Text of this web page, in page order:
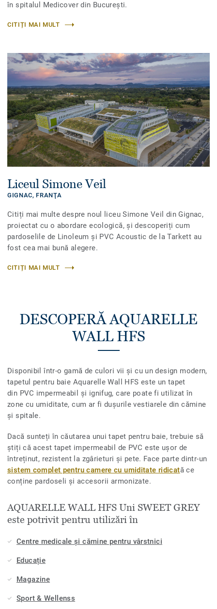
în spitalul Medicover din București.
CITIȚI MAI MULT
Liceul Simone Veil
GIGNAC, FRANŢA
Citiți mai multe despre noul liceu Simone Veil din Gignac,
proiectat cu o abordare ecologică, și descoperiți cum
pardoselile de Linoleum și PVC Acoustic de la Tarkett au
fost cea mai bună alegere.
CITIȚI MAI MULT
DESCOPERĂ AQUARELLE
WALL HFS
Disponibil într-o gamă de culori vii și cu un design modern,
tapetul pentru baie Aquarelle Wall HFS este un tapet
din PVC impermeabil și ignifug, care poate fi utilizat în
zone cu umiditate, cum ar fi dușurile vestiarele din cămine
și spitale.
Dacă sunteți în căutarea unui tapet pentru baie, trebuie să
știți că acest tapet impermeabil de PVC este ușor de
întreținut, rezistent la zgârieturi și pete. Face parte dintr-un
sistem complet pentru camere cu umiditate ridicată ce
conține pardoseli și accesorii armonizate.
AQUARELLE WALL HFS Uni SWEET GREY
este potrivit pentru utilizări în
Centre medicale și cămine pentru vârstnici
Educație
Magazine
Sport & Wellenss